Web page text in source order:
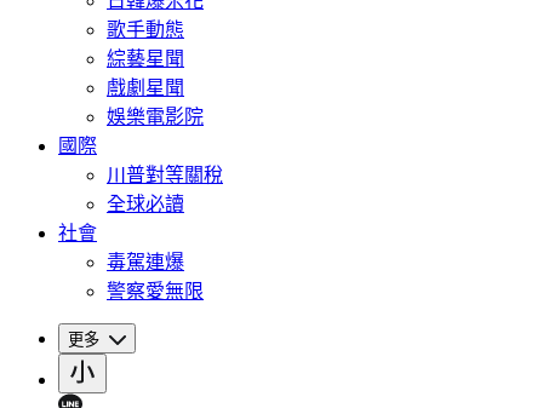
歌手動態
綜藝星聞
戲劇星聞
娛樂電影院
國際
川普對等關稅
全球必讀
社會
毒駕連爆
警察愛無限
更多